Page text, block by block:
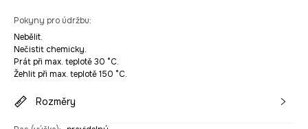
Pokyny pro údržbu:
Nebělit.
Nečistit chemicky.
Prát při max. teplotě 30 °C.
Žehlit při max. teplotě 150 °C.
Rozměry